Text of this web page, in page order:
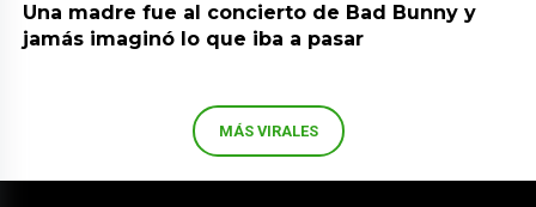
Una madre fue al concierto de Bad Bunny y
jamás imaginó lo que iba a pasar
MÁS VIRALES